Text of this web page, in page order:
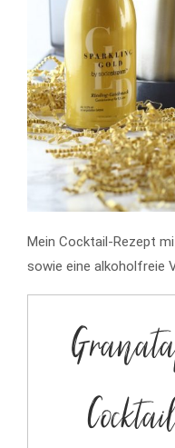
Mein Cocktail-Rezept
sowie eine alkoholfreie